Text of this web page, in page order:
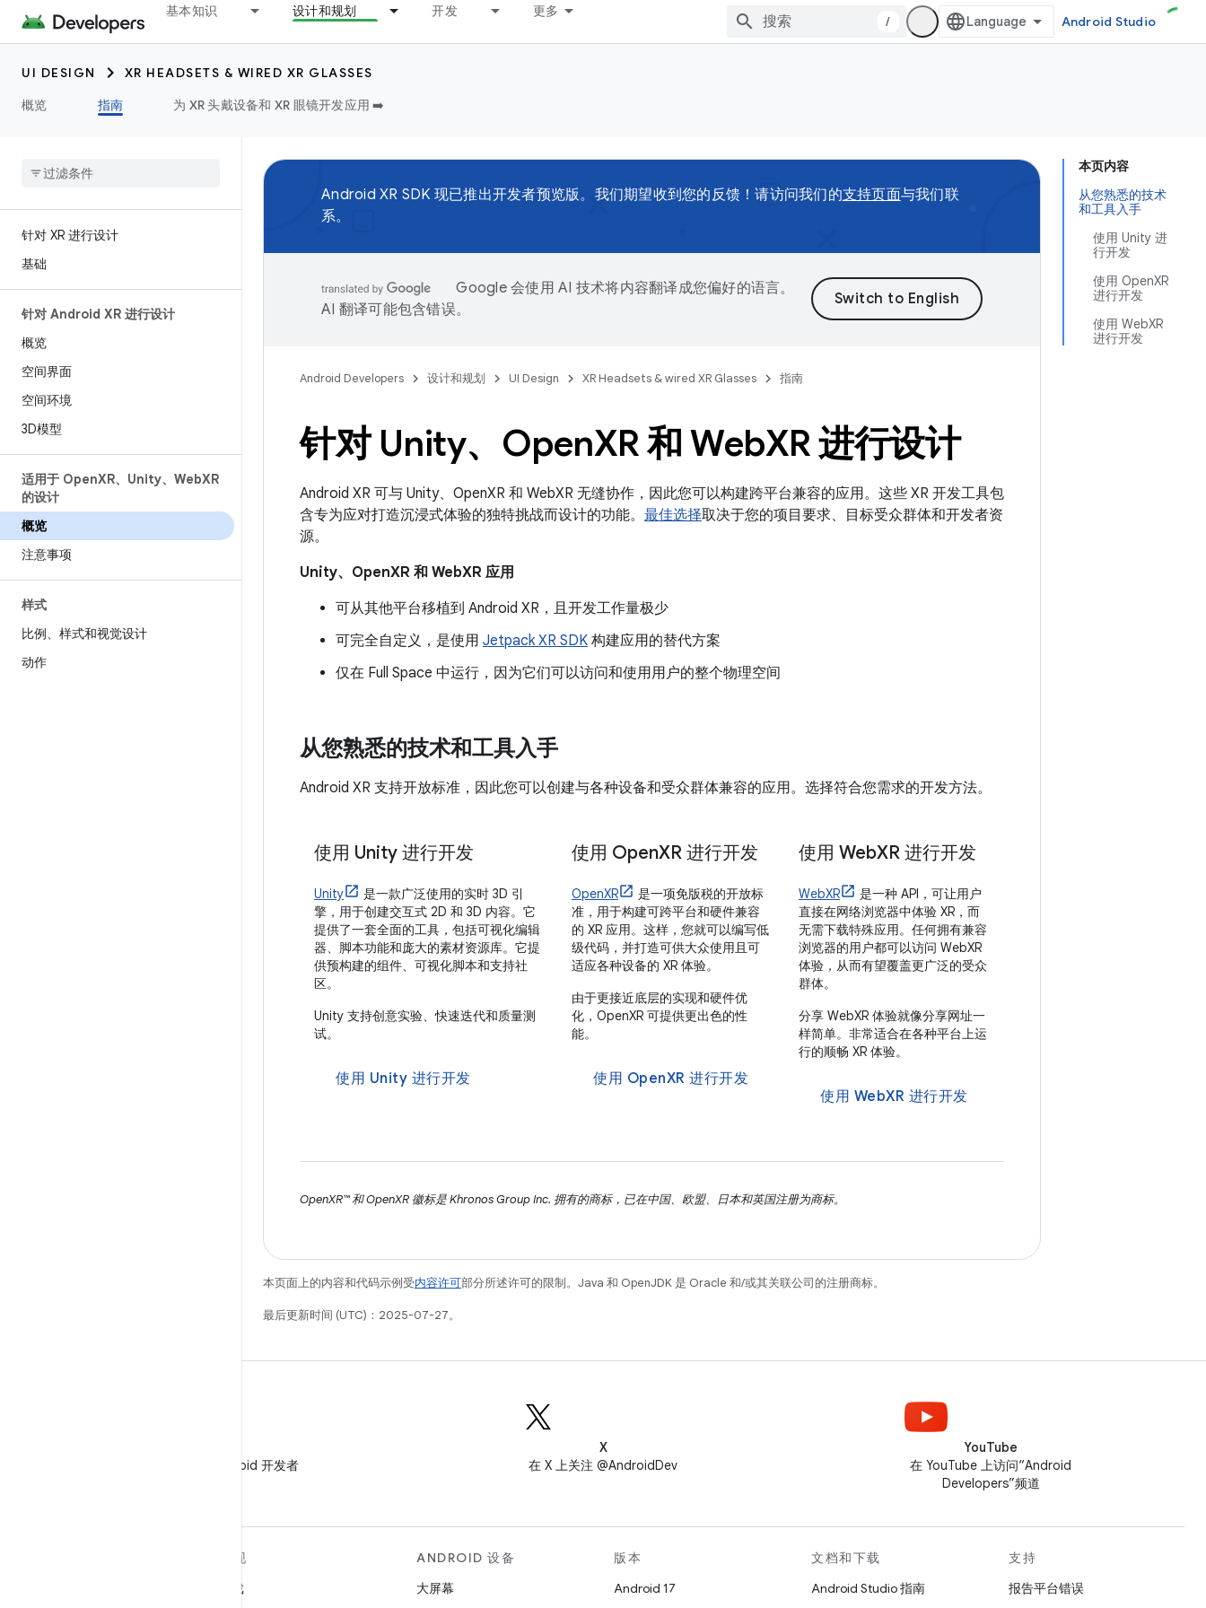
基本知识 设计和规划 开发 更多
/ Android Studio
UI DESIGN
XR HEADSETS & WIRED XR GLASSES
概览
指南 为 XR 头戴设备和 XR 眼镜开发应用 ➡️
针对 XR 进行设计
基础
针对 Android XR 进行设计
概览
空间界面
空间环境
3D模型
适用于 OpenXR、Unity、WebXR
的设计
概览
注意事项
样式
比例、样式和视觉设计
动作
本页内容
从您熟悉的技术
和工具入手
使用 Unity 进
行开发
使用 OpenXR
进行开发
使用 WebXR
进行开发
Android XR SDK 现已推出开发者预览版。我们期望收到您的反馈！请访问我们的支持页面与我们联
系。
Google 会使用 AI 技术将内容翻译成您偏好的语言。
AI 翻译可能包含错误。
Android Developers 设计和规划 UI Design XR Headsets & wired XR Glasses 指南
针对 Unity、OpenXR 和 WebXR 进行设计
Android XR 可与 Unity、OpenXR 和 WebXR 无缝协作，因此您可以构建跨平台兼容的应用。这些 XR 开发工具包
含专为应对打造沉浸式体验的独特挑战而设计的功能。 最佳选择取决于您的项目要求、目标受众群体和开发者资
源。
Unity、OpenXR 和 WebXR 应用
可从其他平台移植到 Android XR，且开发工作量极少
可完全自定义，是使用 Jetpack XR SDK 构建应用的替代方案
仅在 Full Space 中运行，因为它们可以访问和使用用户的整个物理空间
从您熟悉的技术和工具入手
Android XR 支持开放标准，因此您可以创建与各种设备和受众群体兼容的应用。选择符合您需求的开发方法。
使用 Unity 进行开发
Unity
是一款广泛使用的实时 3D 引
擎，用于创建交互式 2D 和 3D 内容。它
提供了一套全面的工具，包括可视化编辑
器、脚本功能和庞大的素材资源库。它提
供预构建的组件、可视化脚本和支持社
区。
Unity 支持创意实验、快速迭代和质量测
试。
使用 Unity 进行开发
使用 OpenXR 进行开发
OpenXR
是一项免版税的开放标
准，用于构建可跨平台和硬件兼容
的 XR 应用。这样，您就可以编写低
级代码，并打造可供大众使用且可
适应各种设备的 XR 体验。
由于更接近底层的实现和硬件优
化，OpenXR 可提供更出色的性
能。
使用 OpenXR 进行开发
使用 WebXR 进行开发
WebXR
是一种 API，可让用户
直接在网络浏览器中体验 XR，而
无需下载特殊应用。任何拥有兼容
浏览器的用户都可以访问 WebXR
体验，从而有望覆盖更广泛的受众
群体。
分享 WebXR 体验就像分享网址一
样简单。非常适合在各种平台上运
行的顺畅 XR 体验。
使用 WebXR 进行开发
OpenXR™ 和 OpenXR 徽标是 Khronos Group Inc. 拥有的商标，已在中国、欧盟、日本和英国注册为商标。
本页面上的内容和代码示例受内容许可部分所述许可的限制。Java 和 OpenJDK 是 Oracle 和/或其关联公司的注册商标。
最后更新时间 (UTC)：2025-07-27。
在微信中关注 Android 开发者
X
在 X 上关注 @AndroidDev
YouTube
在 YouTube 上访问“Android
Developers”频道
发现
游戏
ANDROID 设备
大屏幕
版本
Android 17
文档和下载
Android Studio 指南
支持
报告平台错误